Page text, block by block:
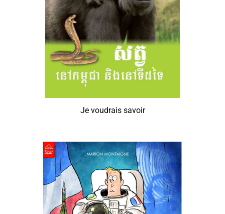
Je voudrais savoir